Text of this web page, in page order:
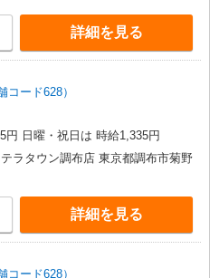
詳細を見る
ード628）
時給1,235円 日曜・祝日は 時給1,335円
ラタウン調布店 東京都調布市菊野
詳細を見る
ード628）